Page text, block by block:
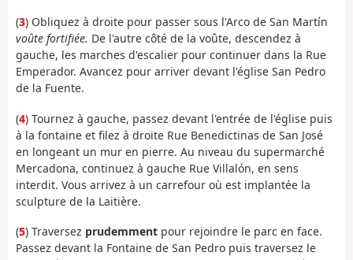
(3) Obliquez à droite pour passer sous l'Arco de San Martín
voûte fortifiée. De l'autre côté de la voûte, descendez à
gauche, les marches d'escalier pour continuer dans la Rue
Emperador. Avancez pour arriver devant l'église San Pedro
de la Fuente.
(4) Tournez à gauche, passez devant l'entrée de l'église puis
à la fontaine et filez à droite Rue Benedictinas de San José
en longeant un mur en pierre. Au niveau du supermarché
Mercadona, continuez à gauche Rue Villalón, en sens
interdit. Vous arrivez à un carrefour où est implantée la
sculpture de la Laitière.
(5) Traversez prudemment pour rejoindre le parc en face.
Passez devant la Fontaine de San Pedro puis traversez le